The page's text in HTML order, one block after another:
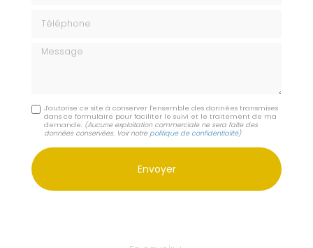
Message
J'autorise ce site à conserver l'ensemble des données transmises
dans ce formulaire pour faciliter le suivi et le traitement de ma
demande. (Aucune exploitation commerciale ne sera faite des
données conservées. Voir notre politique de confidentialité)